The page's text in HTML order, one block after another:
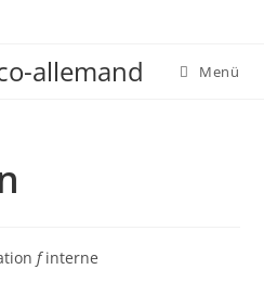
allemand Menü
finterne